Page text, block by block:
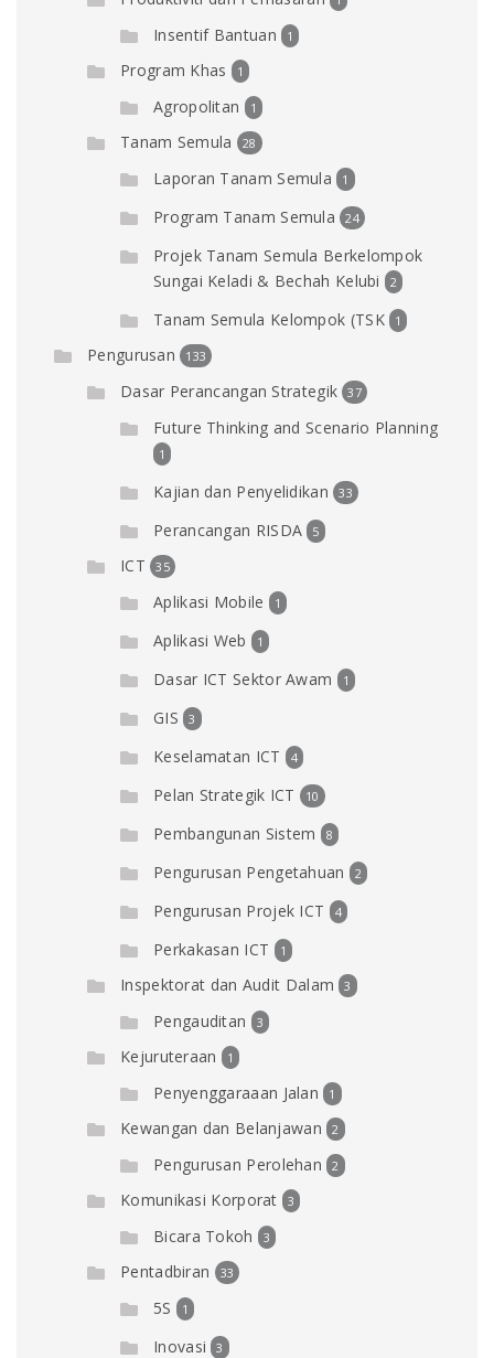
Insentif Bantuan 1
Program Khas 1
Agropolitan 1
Tanam Semula 28
Laporan Tanam Semula 1
Program Tanam Semula 24
Projek Tanam Semula Berkelompok
Sungai Keladi & Bechah Kelubi
2
Tanam Semula Kelompok (TSK 1
Pengurusan 133
Dasar Perancangan Strategik 37
Future Thinking and Scenario Planning
1
Kajian dan Penyelidikan 33
Perancangan RISDA 5
ICT 35
Aplikasi Mobile 1
Aplikasi Web 1
Dasar ICT Sektor Awam 1
GIS 3
Keselamatan ICT 4
Pelan Strategik ICT 10
Pembangunan Sistem 8
Pengurusan Pengetahuan 2
Pengurusan Projek ICT 4
Perkakasan ICT 1
Inspektorat dan Audit Dalam 3
Pengauditan 3
Kejuruteraan 1
Penyenggaraaan Jalan 1
Kewangan dan Belanjawan 2
Pengurusan Perolehan 2
Komunikasi Korporat 3
Bicara Tokoh 3
Pentadbiran 33
5S 1
Inovasi 3